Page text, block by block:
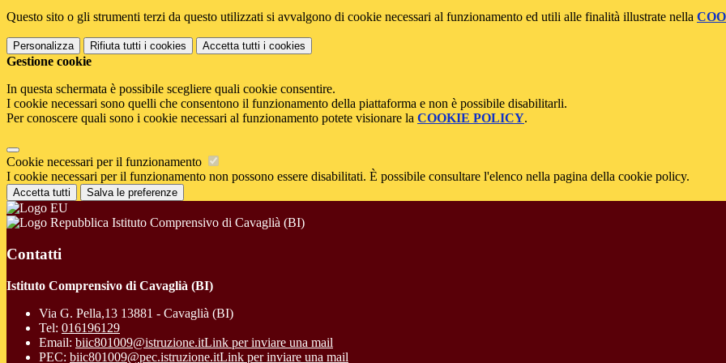
Questo sito o gli strumenti terzi da questo utilizzati si avvalgono di cookie necessari al funzionamento ed utili alle finalità illustrate nella
Personalizza Rifiuta tutti i cookies Accetta tutti i cookies
Gestione cookie
In questa schermata è possibile scegliere quali cookie consentire.
I cookie necessari sono quelli che consentono il funzionamento della piattaforma e non è possibile disabilitarli.
Per conoscere quali sono i cookie necessari al funzionamento potete visionare la COOKIE POLICY.
Cookie necessari per il funzionamento
I cookie necessari per il funzionamento non possono essere disabilitati. È possibile consultare l'elenco nella pagina della cookie policy.
Accetta tutti Salva le preferenze
Istituto Comprensivo di Cavaglià (BI)
Contatti
Istituto Comprensivo di Cavaglià (BI)
Via G. Pella,13 13881 - Cavaglià (BI)
Tel: 016196129
Email: biic801009@istruzione.itLink per inviare una mail
PEC: biic801009@pec.istruzione.itLink per inviare una mail